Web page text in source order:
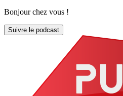
Bonjour chez vous !
Suivre le podcast